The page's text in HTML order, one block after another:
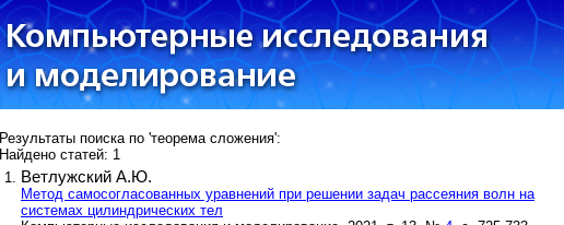
Результаты поиска по 'теорема сложения':
Найдено статей: 1
Ветлужский А.Ю.
Метод самосогласованных уравнений при решении задач рассеяния волн на
системах цилиндрических тел